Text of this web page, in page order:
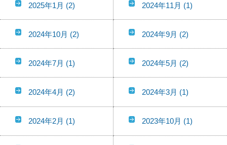
2025年1月 (2) 2024年11月 (1)
2024年10月 (2) 2024年9月 (2)
2024年7月 (1) 2024年5月 (2)
2024年4月 (2) 2024年3月 (1)
2024年2月 (1) 2023年10月 (1)